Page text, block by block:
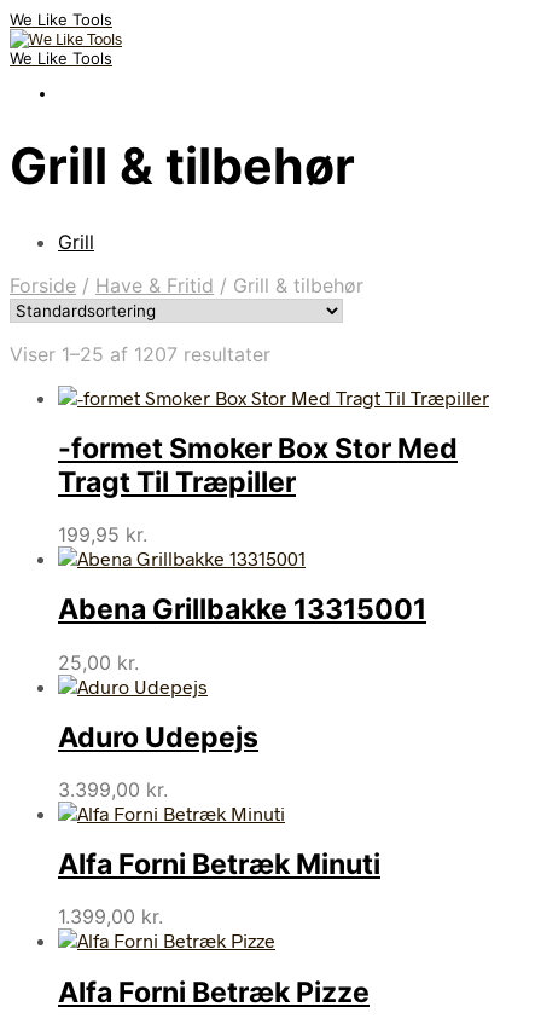
We Like Tools
We Like Tools
Grill & tilbehør
Grill
Forside / Have & Fritid / Grill & tilbehør
Viser 1–25 af 1207 resultater
-formet Smoker Box Stor Med
Tragt Til Træpiller
199,95 kr.
Abena Grillbakke 13315001
25,00 kr.
Aduro Udepejs
3.399,00 kr.
Alfa Forni Betræk Minuti
1.399,00 kr.
Alfa Forni Betræk Pizze